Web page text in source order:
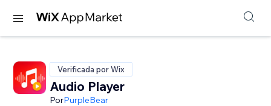
Verificada por Wix
Audio Player
PorPurpleBear